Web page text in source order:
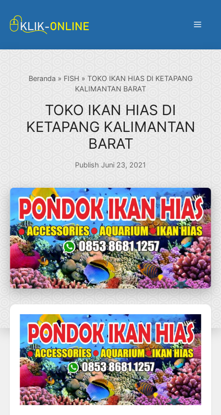
Menu
Beranda » FISH » TOKO IKAN HIAS DI KETAPANG
KALIMANTAN BARAT
TOKO IKAN HIAS DI
KETAPANG KALIMANTAN
BARAT
Publish Juni 23, 2021